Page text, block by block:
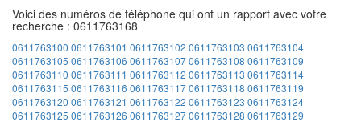
Voici des numéros de téléphone qui ont un rapport avec votre
recherche : 0611763168
0611763100 0611763101 0611763102 0611763103 0611763104
0611763105 0611763106 06117631070611763108 0611763109
0611763110 0611763111 0611763112 0611763113 0611763114
0611763115 0611763116 06117631170611763118 0611763119
0611763120 0611763121 0611763122 0611763123 0611763124
0611763125 0611763126 06117631270611763128 0611763129